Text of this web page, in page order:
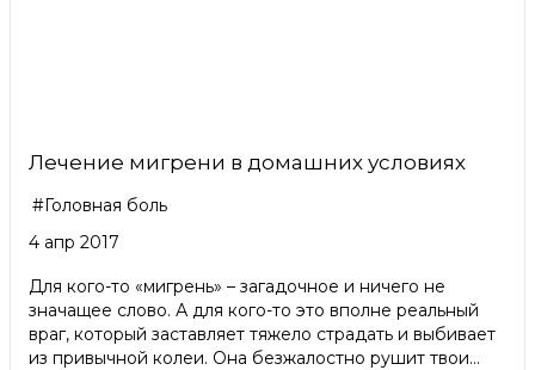
Лечение мигрени в домашних условиях
#Головная боль
4 апр 2017
Для кого-то «мигрень» – загадочное и ничего не
значащее слово. А для кого-то это вполне реальный
враг, который заставляет тяжело страдать и выбивает
из привычной колеи. Она безжалостно рушит твои...